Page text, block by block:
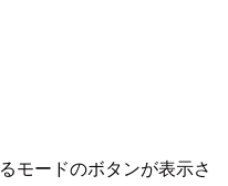
モードのボタンが表示さ